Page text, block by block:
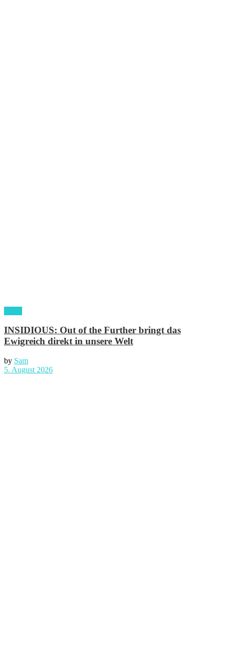
INSIDIOUS: Out of the Further bringt das
Ewigreich direkt in unsere Welt
by Sam
5. August 2026